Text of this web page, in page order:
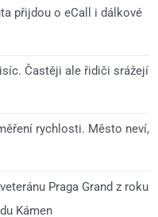
přijdou o eCall i dálkové
Častěji ale řidiči srážejí
rychlosti. Město neví,
Praga Grand z roku
Kámen